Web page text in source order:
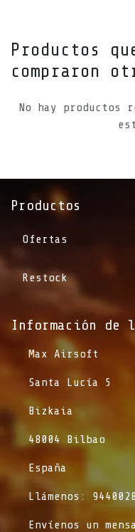
Productos
compraron
No hay productos
Productos
Ofertas
Restock
Información de
​Max Airsoft
​Santa Lucía 5
​Bizkaia
​48004 Bilbao
​España
​Llámenos:
​Envíenos un